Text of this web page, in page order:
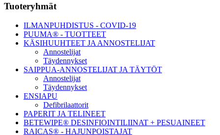
Ensisijainen
sivupalkki
Tuoteryhmät
ILMANPUHDISTUS - COVID-19
PUUMA® - TUOTTEET
KÄSIHUUHTEET JA ANNOSTELIJAT
Annostelijat
Täydennykset
SAIPPUA-ANNOSTELIJAT JA TÄYTÖT
Annostelijat
Täydennykset
ENSIAPU
Defibrilaattorit
PAPERIT JA TELINEET
BETEWIPE® DESINFIOINTILIINAT + PESUAINEET
RAICAS® - HAJUNPOISTAJAT